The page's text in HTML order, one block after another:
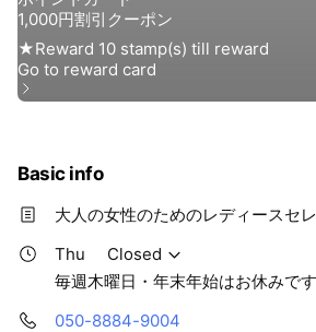
Basic info
大人の女性のためのレディースセ
Thu
Closed
毎週木曜日・年末年始はお休みです
050-8884-9004